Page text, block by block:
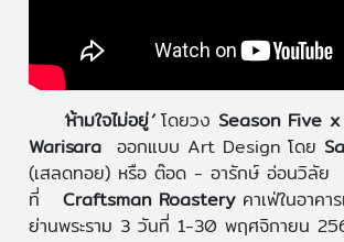
‘ห้ามใจไม่อยู่’โดยวง Season Five
Warisaraออกแบบ Art Design โดย
(เสลดทอย) หรือ ต๊อด - อารักษ์ อ่อนวิลัย
ที่ Craftsman Roastery คาเฟ่ในอาค
ย่านพระราม 3 วันที่ 1-30 พฤศจิกายน